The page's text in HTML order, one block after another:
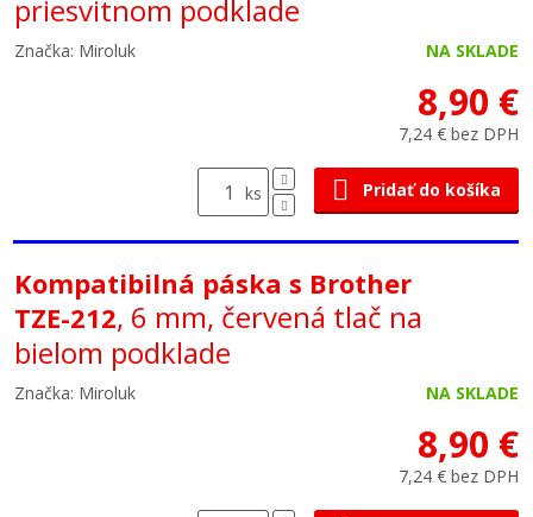
priesvitnom podklade
Značka: Miroluk NA SKLADE
8,90 €
7,24 € bez DPH
ks Pridať do košíka
Kompatibilná páska s Brother
TZE-212, 6 mm, červená tlač na
bielom podklade
Značka: Miroluk NA SKLADE
8,90 €
7,24 € bez DPH